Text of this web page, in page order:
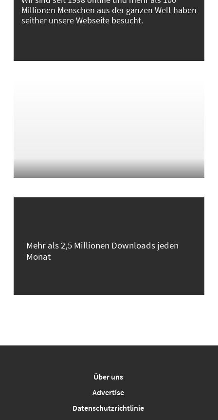
Millionen Menschen aus der ganzen Welt haben
seither unsere Webseite besucht.
Mehr als 2,5 Millionen Downloads jeden
Monat
Über uns
Advertise
Datenschutzrichtlinie